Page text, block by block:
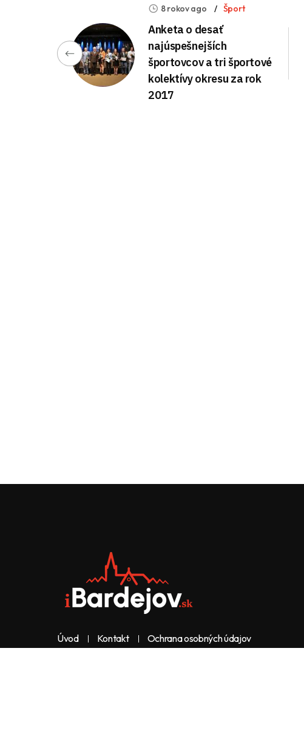
8 rokov ago Šport
Anketa o desať
najúspešnejších
športovcov a tri športové
kolektívy okresu za rok
2017
Úvod Kontakt Ochrana osobných údajov